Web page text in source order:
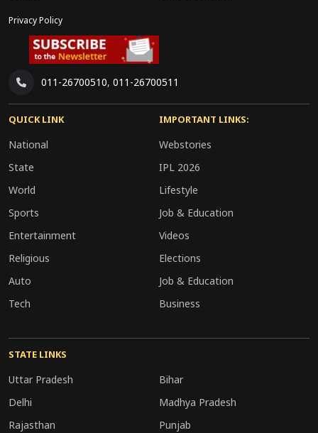
सऊदी अरामको की यह आक्रामक मूल्य रणनीति वैश्विक
तेल बाजार में नए प्रतिस्पर्धी दौर की शुरुआत कर सकती है।
आने वाले दिनों में अन्य प्रमुख तेल निर्यातक देशों की
प्रतिक्रिया और अंतरराष्ट्रीय बाजार की दिशा पर निवेशकों की
नजर बनी रहेगी।
Privacy Policy
011-26700510, 011-26700511
QUICK LINK
National
State
World
Sports
Entertainment
Religious
Auto
Tech
IMPORTANT LINKS:
Webstories
IPL 2026
Lifestyle
Job & Education
Videos
Elections
Job & Education
Business
STATE LINKS
Uttar Pradesh
Bihar
Delhi
Madhya Pradesh
Rajasthan
Punjab